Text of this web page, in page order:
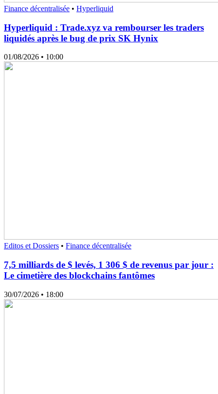
Finance décentralisée • Hyperliquid
Hyperliquid : Trade.xyz va rembourser les traders
liquidés après le bug de prix SK Hynix
01/08/2026 • 10:00
Editos et Dossiers • Finance décentralisée
7,5 milliards de $ levés, 1 306 $ de revenus par jour :
Le cimetière des blockchains fantômes
30/07/2026 • 18:00